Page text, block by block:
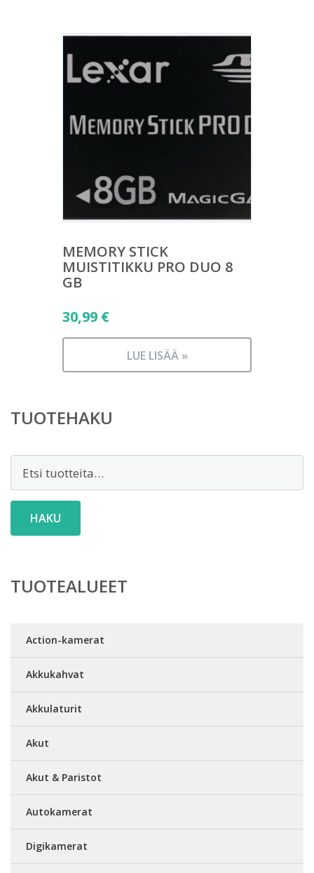
MEMORY STICK
MUISTITIKKU PRO DUO 8
GB
30,99 €
LUE LISÄÄ »
TUOTEHAKU
HAKU
TUOTEALUEET
Action-kamerat
Akkukahvat
Akkulaturit
Akut
Akut & Paristot
Autokamerat
Digikamerat